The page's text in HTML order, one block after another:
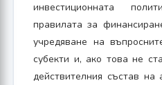
инвестиционната
правилата за
учредяване на
субекти и, ако това не
действителния състав на